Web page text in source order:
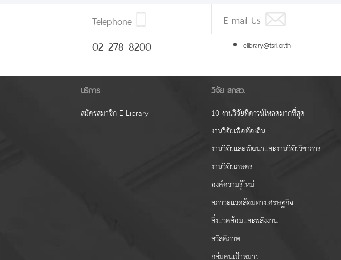
Telephone
02 278 8200
E-mail Us
elibrary@tsri.or.th
บริการ
สมัครสมาชิก E-Library
วิจัย สกสว.
10 งานวิจัยที่ดาวน์โหลดมากที่สุด
งานวิจัยเพื่อท้องถิ่น
งานวิจัยและพัฒนาและงานวิจัยวิชาการ
งานวิจัยเกษตร
องค์ความรู้ใหม่
สภาวะแวดล้อมทางเศรษฐกิจ
สิ่งแวดล้อมและพลังงาน
สวัสดิภาพ
กลุ่มคนเป้าหมาย